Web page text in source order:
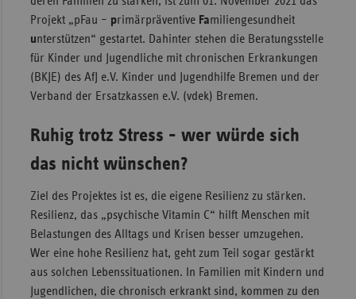
Projekt „pFau – primärpräventive Familiengesundheit
unterstützen“ gestartet. Dahinter stehen die Beratungsstelle
für Kinder und Jugendliche mit chronischen Erkrankungen
(BKJE) des AfJ e.V. Kinder und Jugendhilfe Bremen und der
Verband der Ersatzkassen e.V. (vdek) Bremen.
Ruhig trotz Stress - wer würde sich
das nicht wünschen?
Ziel des Projektes ist es, die eigene Resilienz zu stärken.
Resilienz, das „psychische Vitamin C“ hilft Menschen mit
Belastungen des Alltags und Krisen besser umzugehen.
Wer eine hohe Resilienz hat, geht zum Teil sogar gestärkt
aus solchen Lebenssituationen. In Familien mit Kindern und
Jugendlichen, die chronisch erkrankt sind, kommen zu den